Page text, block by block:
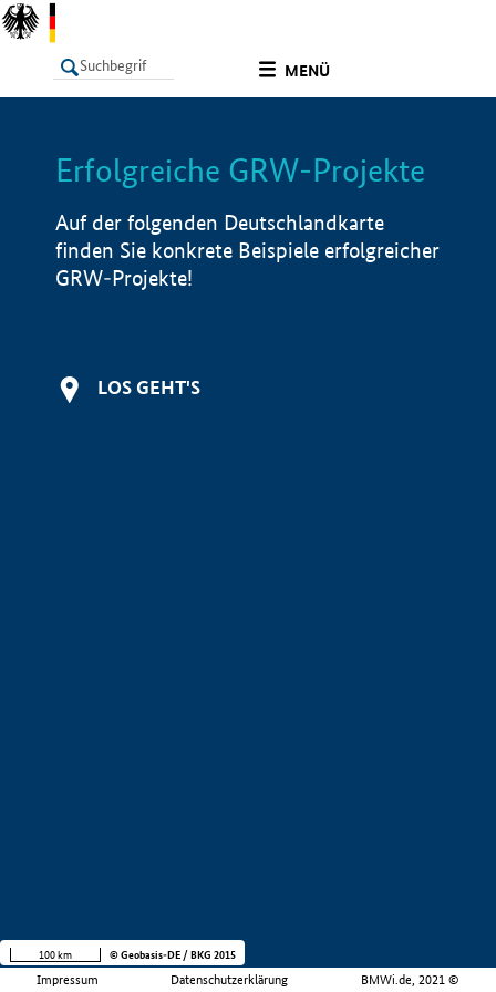
MENÜ
LISTE Info
Erfolgreiche GRW-Projekte
Auf der folgenden Deutschlandkarte
finden Sie konkrete Beispiele erfolgreicher
GRW-Projekte!
LOS GEHT'S
Impressum Datenschutzerklärung BMWi.de, 2021 ©
100 km © Geobasis-DE / BKG 2015